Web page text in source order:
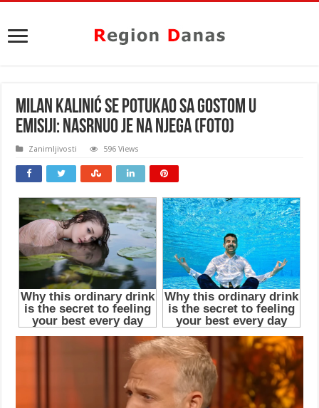
MILAN KALINIĆ SE POTUKAO SA GOSTOM U
EMISIJI: Nasrnuo je na njega (FOTO)
Zanimljivosti 596 Views